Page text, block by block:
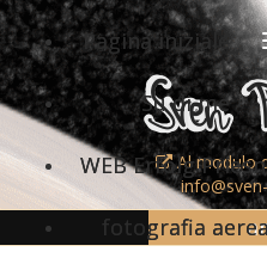
Pagina iniziale
Su di me
WEB Erfolg
fotografia
Al modulo